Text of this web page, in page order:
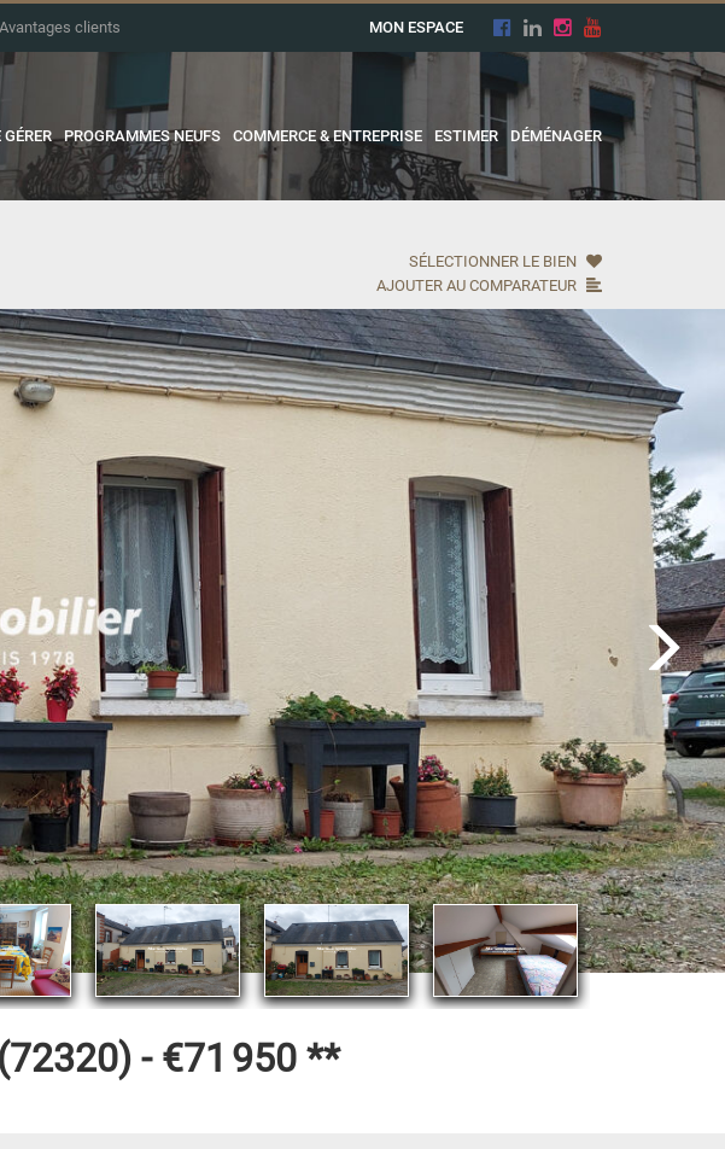
Avantages clients MON ESPACE
GÉRER PROGRAMMES NEUFS COMMERCE & ENTREPRISE ESTIMER DÉMÉNAGER
SÉLECTIONNER LE BIEN
AJOUTER AU COMPARATEUR
- €71 950 **